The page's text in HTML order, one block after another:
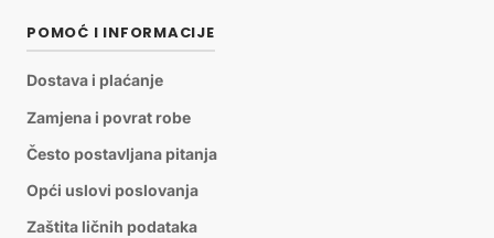
POMOĆ I INFORMACIJE
Dostava i plaćanje
Zamjena i povrat robe
Često postavljana pitanja
Opći uslovi poslovanja
Zaštita ličnih podataka